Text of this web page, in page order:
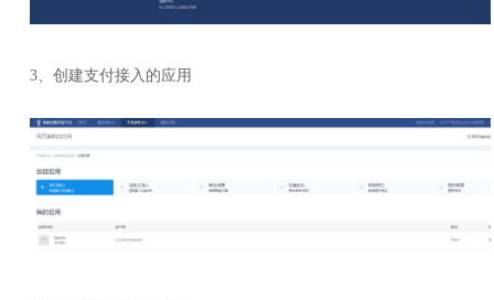
3、创建支付接入的应用